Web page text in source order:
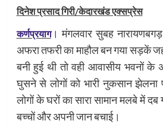
दिनेश प्रसाद गिरी/केदारखंड एक्सप्रेस
कर्णप्रयाग। मंगलवार सुबह
अफरा तफरी का माहौल बन गया सड़कें
बनी हुई थी तो वही आवासीय भवनों के
घुसने से लोगों को भारी नुकसान झेलना
लोगों के घरों का सारा सामान मलबे में
बच्चों और अपनी जान बचाई।